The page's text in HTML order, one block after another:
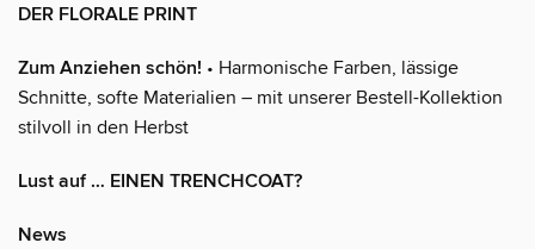
DER FLORALE PRINT
Zum Anziehen schön! • Harmonische Farben, lässige
Schnitte, softe Materialien – mit unserer Bestell-Kollektion
stilvoll in den Herbst
Lust auf … EINEN TRENCHCOAT?
News